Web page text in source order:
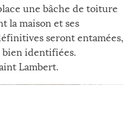
une bâche de toiture
la maison et ses
seront entamées,
bien identifiées.
Lambert.